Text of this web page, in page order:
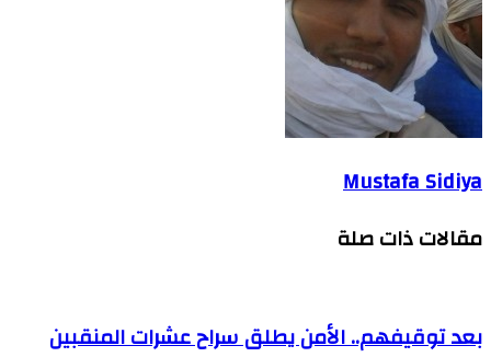
Mustafa Sidiya
مقالات ذات صلة
بعد توقيفهم.. الأمن يطلق سراح عشرات المنقبين